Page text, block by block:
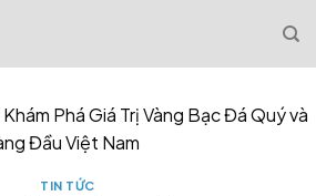
Khám Phá Giá Trị Vàng Bạc Đá Quý và
Đầu Việt Nam
TIN TỨC